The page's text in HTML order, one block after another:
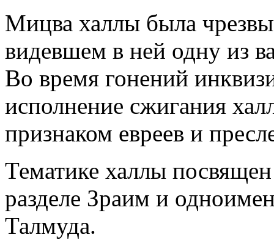
Мицва халлы была
видевшем в ней одну из
Во время гонений
исполнение сжигания
признаком евреев и
Тематике халлы
разделе Зраим и
Талмуда.